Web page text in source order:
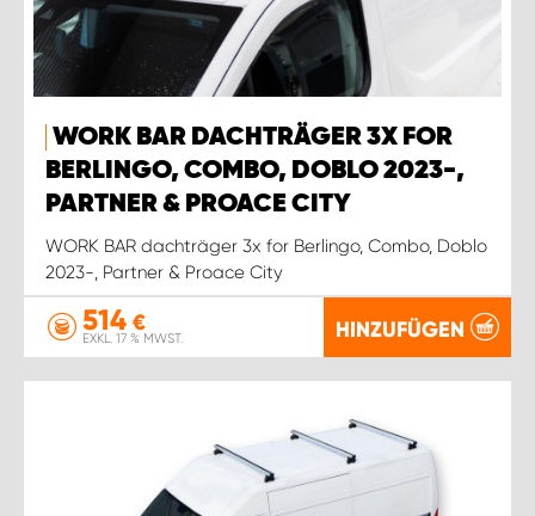
WORK BAR DACHTRÄGER 3X FOR
BERLINGO, COMBO, DOBLO 2023-,
PARTNER & PROACE CITY
WORK BAR dachträger 3x for Berlingo, Combo, Doblo
2023-, Partner & Proace City
514 €
EXKL. 17 % MWST. HINZUFÜGEN